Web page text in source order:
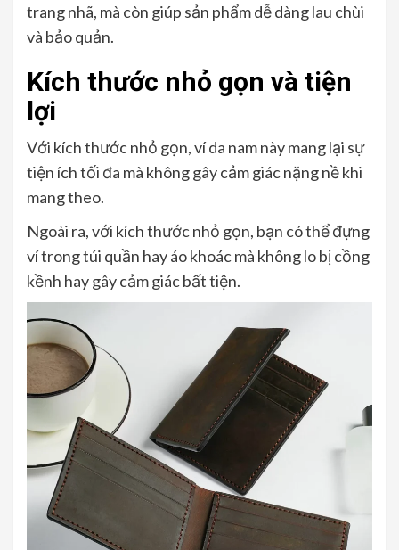
trang nhã, mà còn giúp sản phẩm dễ dàng lau chùi
và bảo quản.
Kích thước nhỏ gọn và tiện
lợi
Với kích thước nhỏ gọn, ví da nam này mang lại sự
tiện ích tối đa mà không gây cảm giác nặng nề khi
mang theo.
Ngoài ra, với kích thước nhỏ gọn, bạn có thể đựng
ví trong túi quần hay áo khoác mà không lo bị cồng
kềnh hay gây cảm giác bất tiện.